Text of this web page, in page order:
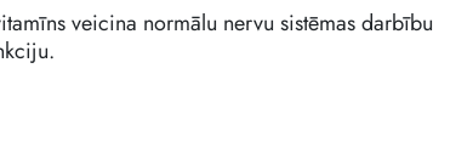
veicina normālu nervu sistēmas darbību